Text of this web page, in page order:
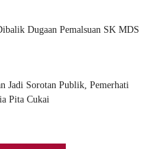
Dugaan Pemalsuan SK MDS
Jadi Sorotan Publik, Pemerhati
Pita Cukai